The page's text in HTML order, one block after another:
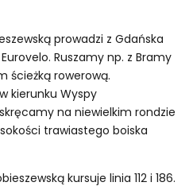
prowadzi z Gdańska
Ruszamy np. z Bramy
ścieżką rowerową.
kierunku Wyspy
na niewielkim rondzie
trawiastego boiska
kursuje linia 112 i 186.